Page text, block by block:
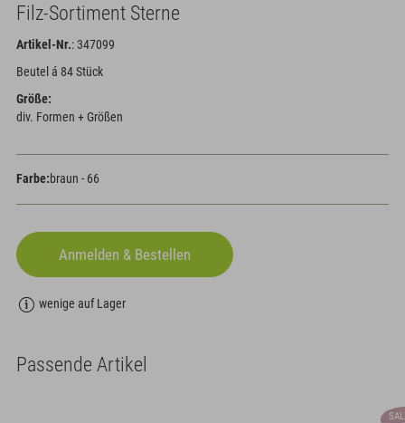
Filz-Sortiment Sterne
Artikel-Nr.: 347099
Beutel á 84 Stück
Größe:
div. Formen + Größen
Farbe:braun - 66
wenige auf Lager
Passende Artikel